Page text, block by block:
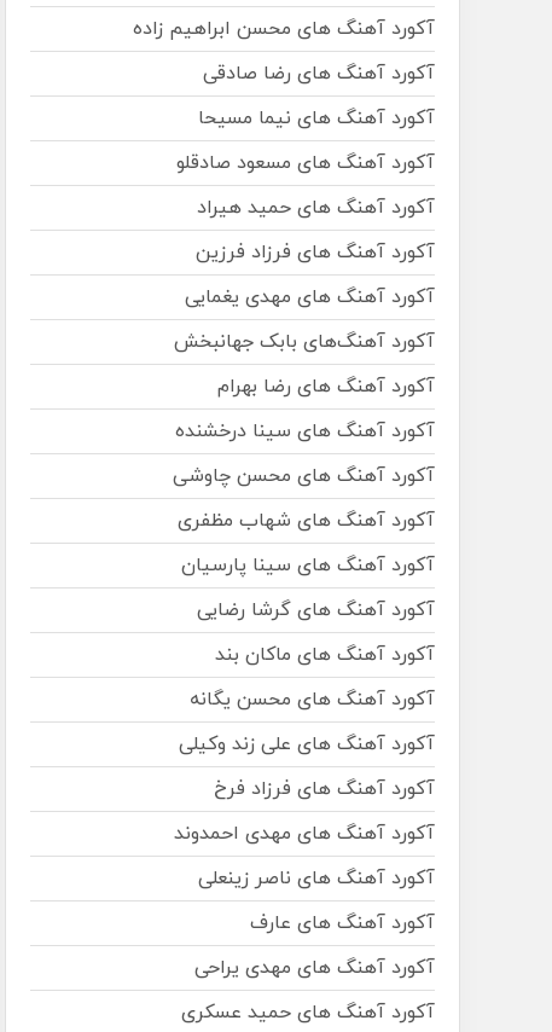
آکورد آهنگ های محسن ابراهیم زاده
آکورد آهنگ های رضا صادقی
آکورد آهنگ های نیما مسیحا
آکورد آهنگ های مسعود صادقلو
آکورد آهنگ های حمید هیراد
آکورد آهنگ های فرزاد فرزین
آکورد آهنگ های مهدی یغمایی
آکورد آهنگ‌های بابک جهانبخش
آکورد آهنگ های رضا بهرام
آکورد آهنگ های سینا درخشنده
آکورد آهنگ های محسن چاوشی
آکورد آهنگ های شهاب مظفری
آکورد آهنگ های سینا پارسیان
آکورد آهنگ های گرشا رضایی
آکورد آهنگ های ماکان بند
آکورد آهنگ های محسن یگانه
آکورد آهنگ های علی زند وکیلی
آکورد آهنگ های فرزاد فرخ
آکورد آهنگ های مهدی احمدوند
آکورد آهنگ های ناصر زینعلی
آکورد آهنگ های عارف
آکورد آهنگ های مهدی یراحی
آکورد آهنگ های حمید عسکری